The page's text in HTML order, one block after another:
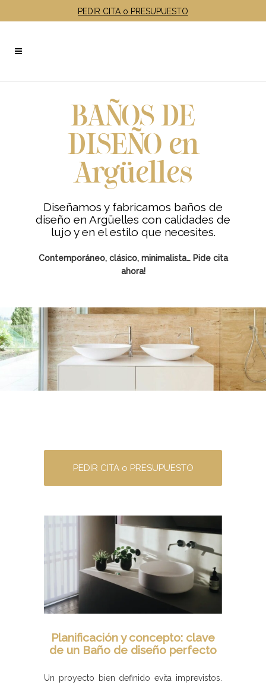
PEDIR CITA o PRESUPUESTO
BAÑOS DE
DISEÑO en
Argüelles
Diseñamos y fabricamos baños de
diseño en Argüelles con calidades de
lujo y en el estilo que necesites.
Contemporáneo, clásico, minimalista… Pide cita
ahora!
PEDIR CITA o PRESUPUESTO
Planificación y concepto: clave
de un Baño de diseño perfecto
Un proyecto bien definido evita imprevistos.